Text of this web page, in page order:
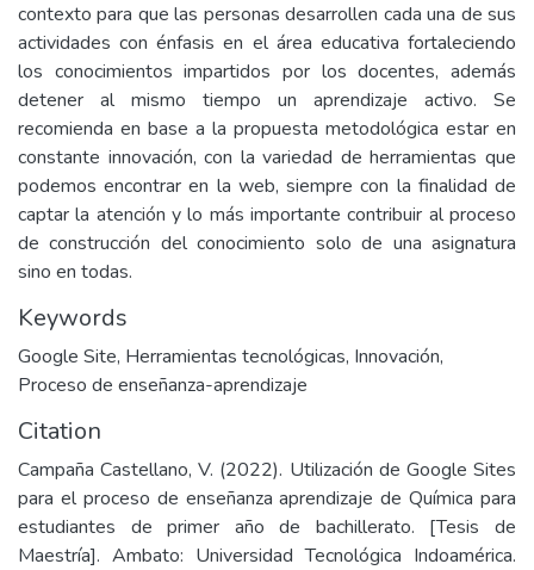
contexto para que las personas desarrollen cada una de sus
actividades con énfasis en el área educativa fortaleciendo
los conocimientos impartidos por los docentes, además
detener al mismo tiempo un aprendizaje activo. Se
recomienda en base a la propuesta metodológica estar en
constante innovación, con la variedad de herramientas que
podemos encontrar en la web, siempre con la finalidad de
captar la atención y lo más importante contribuir al proceso
de construcción del conocimiento solo de una asignatura
sino en todas.
Keywords
Google Site, Herramientas tecnológicas, Innovación,
Proceso de enseñanza-aprendizaje
Citation
Campaña Castellano, V. (2022). Utilización de Google Sites
para el proceso de enseñanza aprendizaje de Química para
estudiantes de primer año de bachillerato. [Tesis de
Maestría]. Ambato: Universidad Tecnológica Indoamérica.